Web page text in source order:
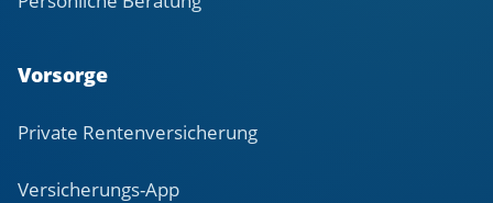
Vorsorge
Private Rentenversicherung
Versicherungs-App